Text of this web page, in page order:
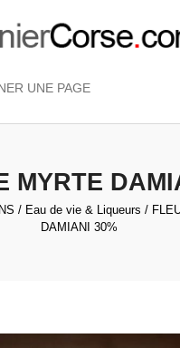
UNE PAGE
MYRTE
/ Eau de vie & Liqueurs /
DAMIANI 30%